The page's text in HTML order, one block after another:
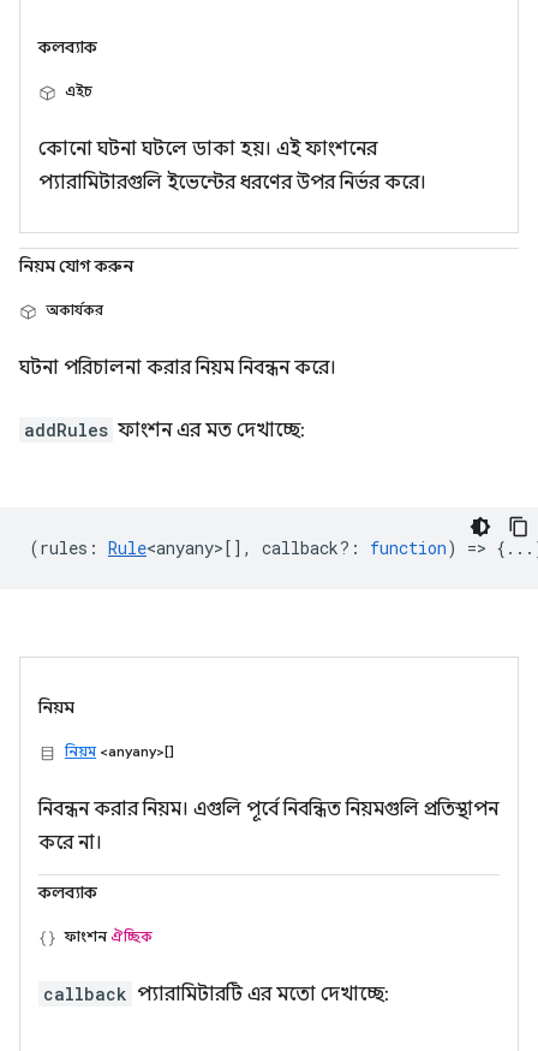
কলব্যাক
এইচ
কোনো ঘটনা ঘটলে ডাকা হয়। এই ফাংশনের
প্যারামিটারগুলি ইভেন্টের ধরণের উপর নির্ভর করে।
নিয়ম যোগ করুন
অকার্যকর
ঘটনা পরিচালনা করার নিয়ম নিবন্ধন করে।
addRules ফাংশন এর মত দেখাচ্ছে:
(rules : Rule<anyany> [], callback? : function) =>
নিয়ম
নিয়ম<anyany>[]
নিবন্ধন করার নিয়ম। এগুলি পূর্বে নিবন্ধিত নিয়মগুলি প্রতিস্থাপন
করে না।
কলব্যাক
ফাংশনঐচ্ছিক
callback প্যারামিটারটি এর মতো দেখাচ্ছে: